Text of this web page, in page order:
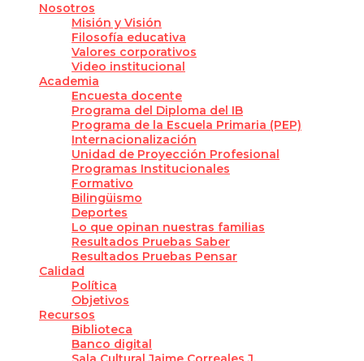
Nosotros
Misión y Visión
Filosofía educativa
Valores corporativos
Video institucional
Academia
Encuesta docente
Programa del Diploma del IB
Programa de la Escuela Primaria (PEP)
Internacionalización
Unidad de Proyección Profesional
Programas Institucionales
Formativo
Bilingüismo
Deportes
Lo que opinan nuestras familias
Resultados Pruebas Saber
Resultados Pruebas Pensar
Calidad
Política
Objetivos
Recursos
Biblioteca
Banco digital